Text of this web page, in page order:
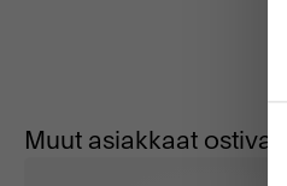
Muut asiakkaat ostivat